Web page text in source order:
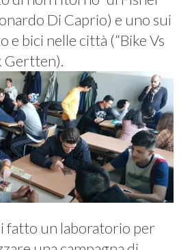
Di Caprio) e uno sui
e bici nelle città (“Bike Vs
Gertten).
fatto un laboratorio per